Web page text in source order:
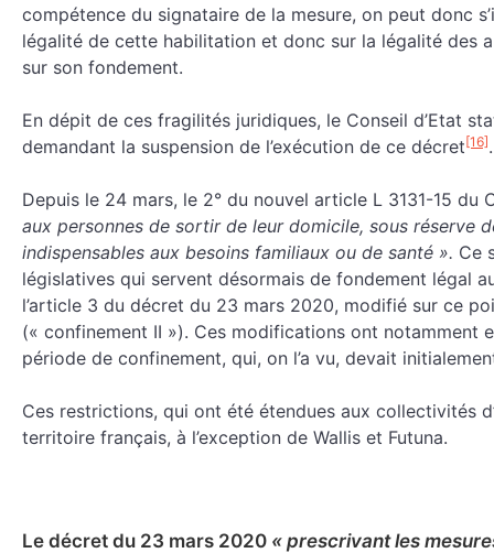
compétence du signataire de la mesure, on peut donc
légalité de cette habilitation et donc sur la légalité des
sur son fondement.
En dépit de ces fragilités juridiques, le Conseil d’Etat
demandant la suspension de l’exécution de ce décret[16].
Depuis le 24 mars, le 2° du nouvel article L 3131-15 du
aux personnes de sortir de leur domicile, sous réserve
indispensables aux besoins familiaux ou de santé ». Ce
législatives qui servent désormais de fondement légal
l’article 3 du décret du 23 mars 2020, modifié sur ce
(« confinement II »). Ces modifications ont notamment
période de confinement, qui, on l’a vu, devait
Ces restrictions, qui ont été étendues aux collectivités
territoire français, à l’exception de Wallis et Futuna.
Le décret du 23 mars 2020 « prescrivant les